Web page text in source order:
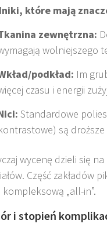
które mają
zewnętrzna:
wolniejszego
podkład: Im
czasu i energii
Standardowe
są
wycenę dzieli się
Część zakładów
„all-in”.
i stopień